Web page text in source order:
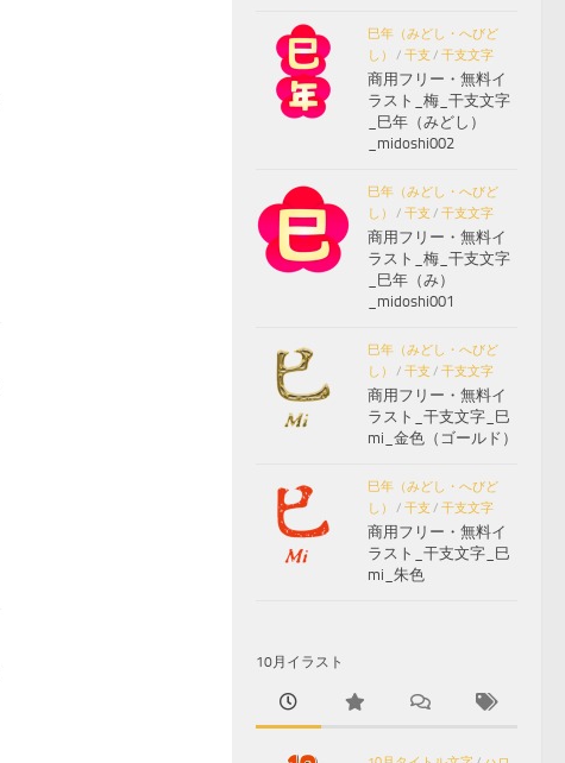
巳年（みどし・へびど
し）
/ 干支 / 干支文字
商用フリー・無料イ
ラスト_梅_干支文字
_巳年（みどし）
_midoshi002
巳年（みどし・へびど
し）
/ 干支 / 干支文字
商用フリー・無料イ
ラスト_梅_干支文字
_巳年（み）
_midoshi001
巳年（みどし・へびど
し）
/ 干支 / 干支文字
商用フリー・無料イ
ラスト_干支文字_巳
mi_金色（ゴールド）
巳年（みどし・へびど
し）
/ 干支 / 干支文字
商用フリー・無料イ
ラスト_干支文字_巳
mi_朱色
10月イラスト